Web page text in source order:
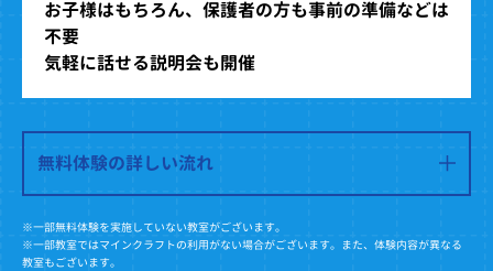
お子様はもちろん、保護者の方も事前の準備などは
不要
気軽に話せる説明会も開催
無料体験の詳しい流れ
※一部無料体験を実施していない教室がございます。
※一部教室ではマインクラフトの利用がない場合がございます。また、体験内容が異なる
教室もございます。